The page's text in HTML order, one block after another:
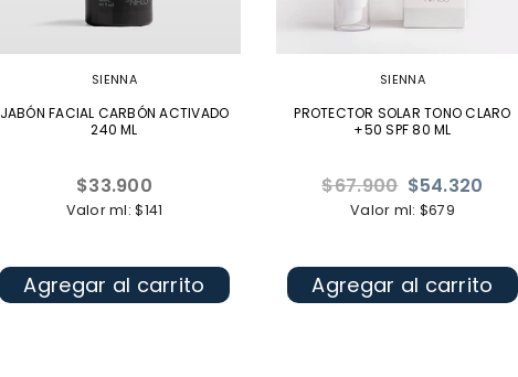
SIENNA
JABÓN FACIAL CARBÓN ACTIVADO
240 ML
Precio
habitual
$33.900
Valor ml: $141
Agregar al carrito
SIENNA
PROTECTOR SOLAR TONO CLARO
+50 SPF 80 ML
Precio
habitual
$67.900 $54.320
Valor ml: $679
Agregar al carrito